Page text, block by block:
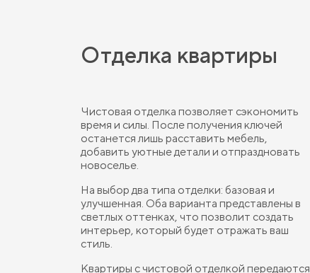
Отделка квартиры
Чистовая отделка позволяет сэкономить
время и силы. После получения ключей
останется лишь расставить мебель,
добавить уютные детали и отпраздновать
новоселье.
На выбор два типа отделки: базовая и
улучшенная. Оба варианта представлены в
светлых оттенках, что позволит создать
интерьер, который будет отражать ваш
стиль.
Квартиры с чистовой отделкой передаются